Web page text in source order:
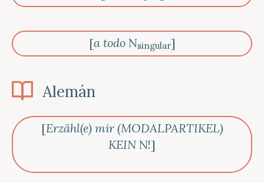
[a todoNsingular]
Alemán
[Erzähl(e) mir (MODALPARTIKEL)
KEIN N!]